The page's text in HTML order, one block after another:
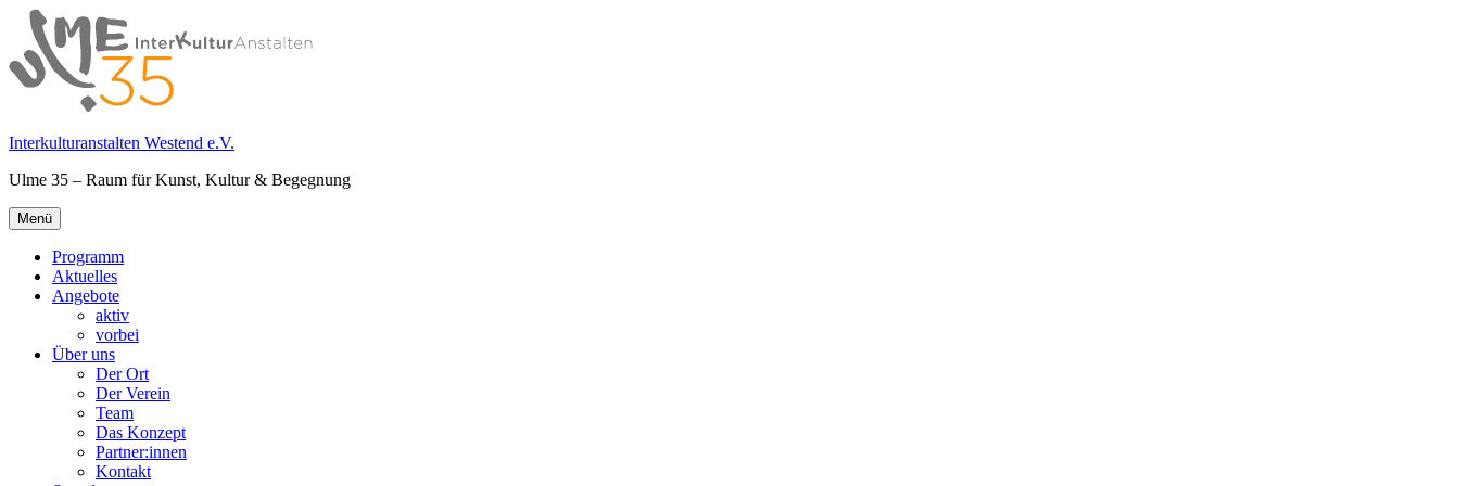
Springe
zum
Inhalt
Interkulturanstalten Westend e.V.
Ulme 35 – Raum für Kunst, Kultur & Begegnung
Primäres
Menü
Menü
Programm
Aktuelles
Angebote
aktiv
vorbei
Über uns
Der Ort
Der Verein
Team
Das Konzept
Partner:innen
Kontakt